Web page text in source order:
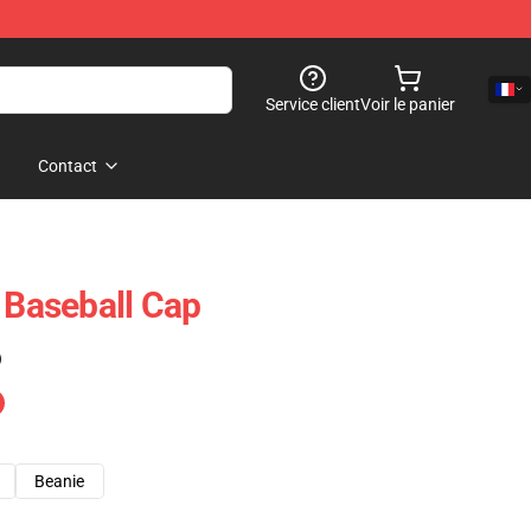
Service clientVoir le panier
Contact
Cap
Beanie